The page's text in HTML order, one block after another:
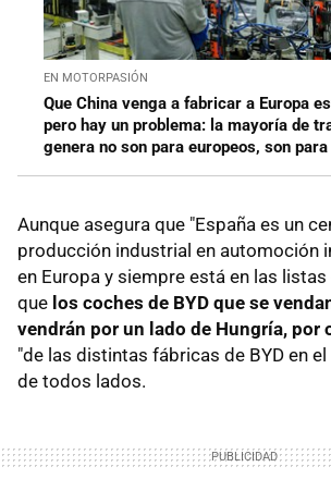
EN MOTORPASIÓN
Que China venga a fabricar a Europa
pero hay un problema: la mayoría de
genera no son para europeos, son
Aunque asegura que "España es un
producción industrial en automoción
en Europa y siempre está en las
que los coches de BYD que se
vendrán por un lado de Hungría, por
"de las distintas fábricas de BYD en
de todos lados.